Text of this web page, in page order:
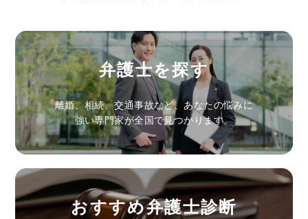
弁護士を探す
離婚、相続、交通事故など、あなたの悩みに
強い専門家が全国で見つかります。
おすすめ弁護士診断